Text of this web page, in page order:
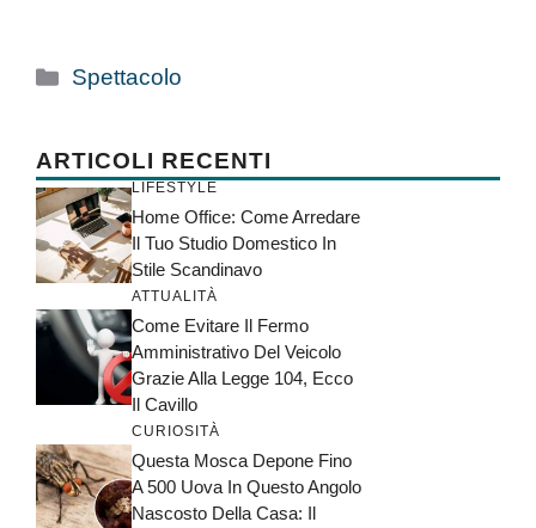
Categorie
Spettacolo
ARTICOLI RECENTI
LIFESTYLE
Home Office: Come Arredare
Il Tuo Studio Domestico In
Stile Scandinavo
ATTUALITÀ
Come Evitare Il Fermo
Amministrativo Del Veicolo
Grazie Alla Legge 104, Ecco
Il Cavillo
CURIOSITÀ
Questa Mosca Depone Fino
A 500 Uova In Questo Angolo
Nascosto Della Casa: Il